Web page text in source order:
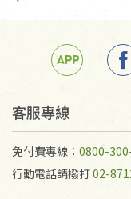
手抄稿進行退貨
若未保持原包裝
任何折損、磨損
不接受退貨之手
代為結緣處理等
產生的運費100元
客服專線
免付費專線： 0800-
行動電話請撥打02-